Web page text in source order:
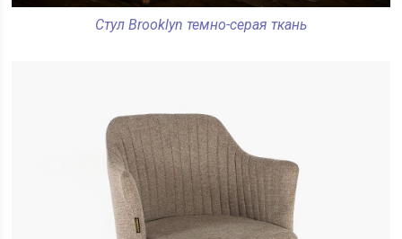
Стул Brooklyn темно-серая ткань